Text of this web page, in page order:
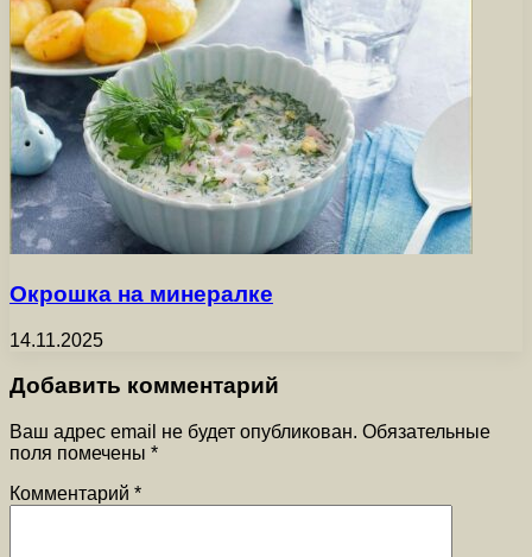
Окрошка на минералке
14.11.2025
Добавить комментарий
Ваш адрес email не будет опубликован. Обязательные
поля помечены *
Комментарий *